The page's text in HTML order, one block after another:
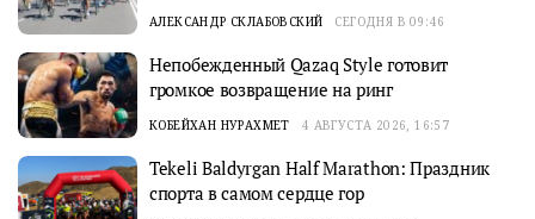
АЛЕКСАНДР СКЛАБОВСКИЙ СЕГОДНЯ В 09:46
Непобежденный Qazaq Style готовит
громкое возвращение на ринг
КОБЕЙХАН НУРАХМЕТ 4 АВГУСТА 2026, 16:57
Tekeli Baldyrgan Half Marathon: Праздник
спорта в самом сердце гор